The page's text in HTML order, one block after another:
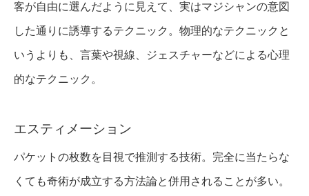
客が自由に選んだように見えて、実はマジシャンの意図
した通りに誘導するテクニック。物理的なテクニックと
いうよりも、言葉や視線、ジェスチャーなどによる心理
的なテクニック。
エスティメーション
パケットの枚数を目視で推測する技術。完全に当たらな
くても奇術が成立する方法論と併用されることが多い。